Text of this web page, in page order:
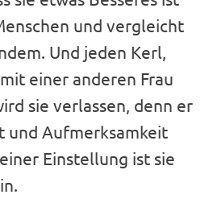
und vergleicht
Und jeden Kerl,
einer anderen Frau
sie verlassen, denn er
und Aufmerksamkeit
Einstellung ist sie